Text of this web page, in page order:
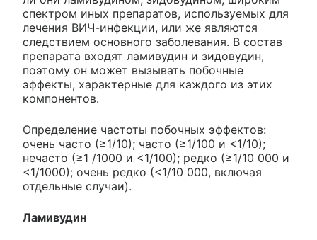
спектром иных препаратов, используемых для
лечения ВИЧ-инфекции, или же являются
следствием основного заболевания. В состав
препарата входят ламивудин и зидовудин,
поэтому он может вызывать побочные
эффекты, характерные для каждого из этих
компонентов.
Определение частоты побочных эффектов:
очень часто (≥1/10); часто (≥1/100 и <1/10);
нечасто (≥1 /1000 и <1/100); редко (≥1/10 000 и
<1/1000); очень редко (<1/10 000, включая
отдельные случаи).
Ламивудин